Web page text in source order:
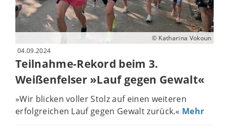
© Katharina Vokoun
04.09.2024
Teilnahme-Rekord beim 3.
Weißenfelser »Lauf gegen Gewalt«
»Wir blicken voller Stolz auf einen weiteren
erfolgreichen Lauf gegen Gewalt zurück.« Mehr